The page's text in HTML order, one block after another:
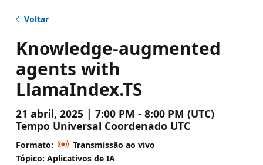
Voltar
Knowledge-augmented
agents with
LlamaIndex.TS
21 abril, 2025 | 7:00 PM - 8:00 PM (UTC)
Tempo Universal Coordenado UTC
Formato:
Transmissão ao vivo
Tópico: Aplicativos de IA